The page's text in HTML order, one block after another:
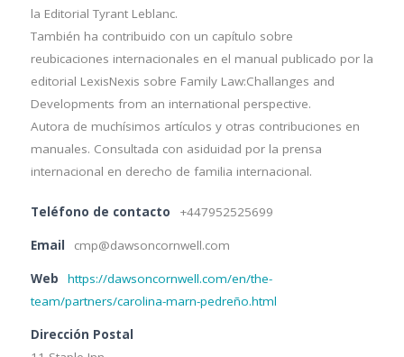
la Editorial Tyrant Leblanc.
También ha contribuido con un capítulo sobre
reubicaciones internacionales en el manual publicado por la
editorial LexisNexis sobre Family Law:Challanges and
Developments from an international perspective.
Autora de muchísimos artículos y otras contribuciones en
manuales. Consultada con asiduidad por la prensa
internacional en derecho de familia internacional.
Teléfono de contacto +447952525699
Email cmp@dawsoncornwell.com
Web
https://dawsoncornwell.com/en/the-
team/partners/carolina-marn-pedreño.html
Dirección Postal